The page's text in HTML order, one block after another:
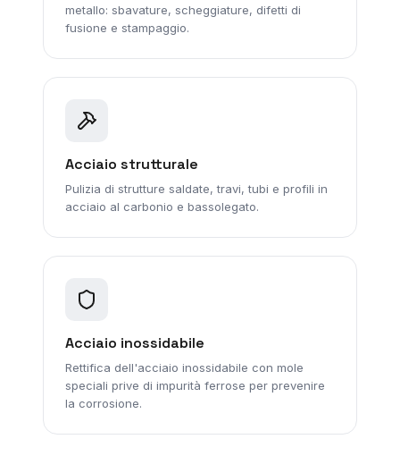
metallo: sbavature, scheggiature, difetti di
fusione e stampaggio.
Acciaio strutturale
Pulizia di strutture saldate, travi, tubi e profili in
acciaio al carbonio e bassolegato.
Acciaio inossidabile
Rettifica dell'acciaio inossidabile con mole
speciali prive di impurità ferrose per prevenire
la corrosione.